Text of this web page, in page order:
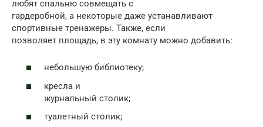
любят спальню совмещать с
гардеробной, а некоторые даже устанавливают
спортивные тренажеры. Также, если
позволяет площадь, в эту комнату можно добавить:
небольшую библиотеку;
кресла и
журнальный столик;
туалетный столик;